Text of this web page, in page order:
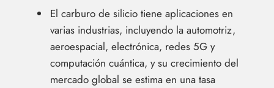
El carburo de silicio tiene aplicaciones en
varias industrias, incluyendo la automotriz,
aeroespacial, electrónica, redes 5G y
computación cuántica, y su crecimiento del
mercado global se estima en una tasa